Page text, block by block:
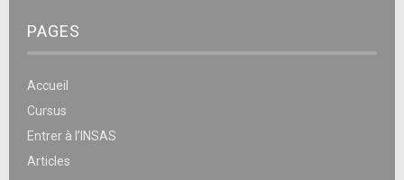
PAGES
Accueil
Cursus
Entrer à l’INSAS
Articles